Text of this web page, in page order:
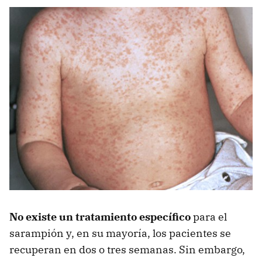
No existe un tratamiento específicopara el
sarampión y, en su mayoría, los pacientes se
recuperan en dos o tres semanas. Sin embargo,